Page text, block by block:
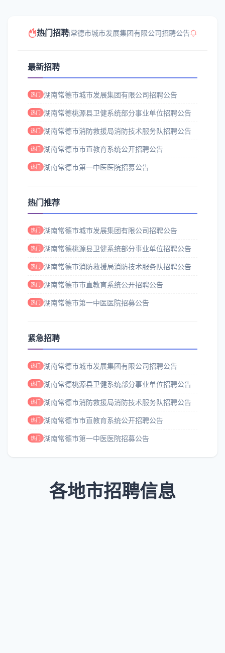
热门招聘湖南常德市城市发展集团有限公司招聘公告 湖南常
最新招聘
热门 湖南常德市城市发展集团有限公司招聘公告
热门 湖南常德桃源县卫健系统部分事业单位招聘公告
热门 湖南常德市消防救援局消防技术服务队招聘公告
热门 湖南常德市市直教育系统公开招聘公告
热门 湖南常德市第一中医医院招募公告
热门推荐
热门 湖南常德市城市发展集团有限公司招聘公告
热门 湖南常德桃源县卫健系统部分事业单位招聘公告
热门 湖南常德市消防救援局消防技术服务队招聘公告
热门 湖南常德市市直教育系统公开招聘公告
热门 湖南常德市第一中医医院招募公告
紧急招聘
热门 湖南常德市城市发展集团有限公司招聘公告
热门 湖南常德桃源县卫健系统部分事业单位招聘公告
热门 湖南常德市消防救援局消防技术服务队招聘公告
热门 湖南常德市市直教育系统公开招聘公告
热门 湖南常德市第一中医医院招募公告
各地市招聘信息